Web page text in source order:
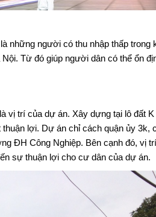
những người có thu nhập thấp trong
Từ đó giúp người dân có thể ổn
vị trí của dự án. Xây dựng tại lô đất K
lợi. Dự án chỉ cách quận ủy 3k,
ĐH Công Nghiệp. Bên cạnh đó, vị
sự thuận lợi cho cư dân của dự án.